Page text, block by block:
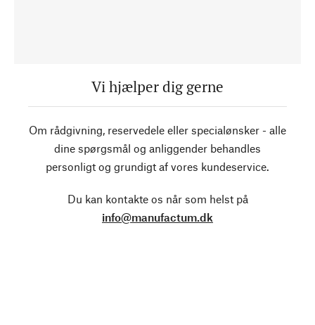
Vi hjælper dig gerne
Om rådgivning, reservedele eller specialønsker - alle
dine spørgsmål og anliggender behandles
personligt og grundigt af vores kundeservice.
Du kan kontakte os når som helst på
info@manufactum.dk